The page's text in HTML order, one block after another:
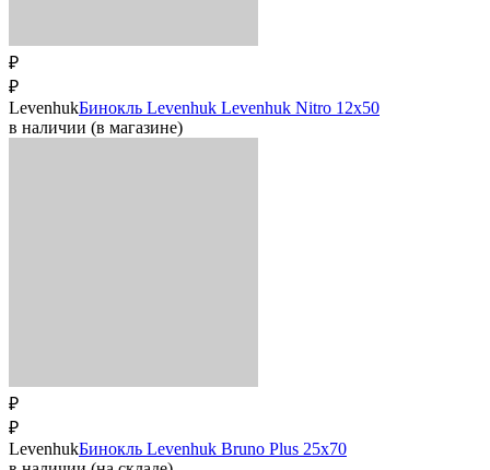
₽
₽
LevenhukБинокль Levenhuk Levenhuk Nitro 12x50
в наличии (в магазине)
₽
₽
LevenhukБинокль Levenhuk Bruno Plus 25x70